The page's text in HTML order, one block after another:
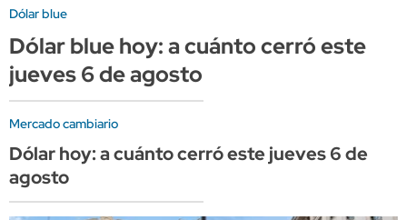
Dólar blue
Dólar blue hoy: a cuánto cerró este
jueves 6 de agosto
Mercado cambiario
Dólar hoy: a cuánto cerró este jueves 6 de
agosto